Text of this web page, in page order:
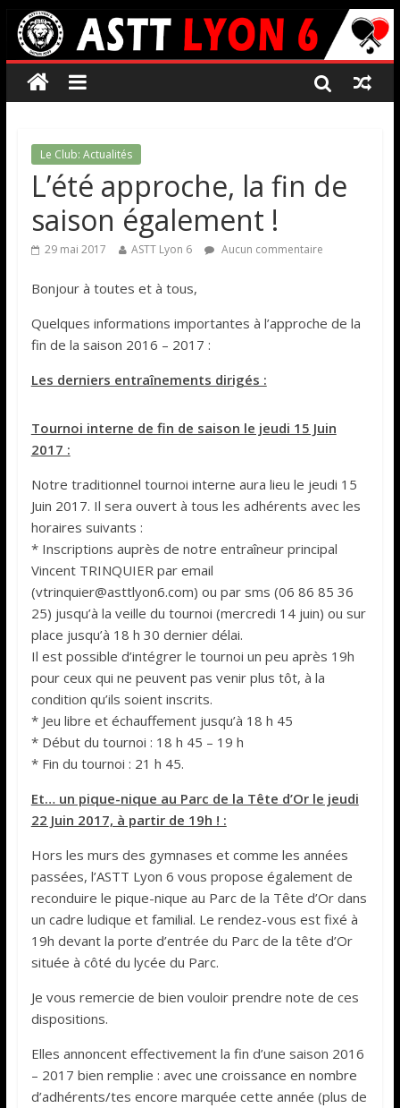
Le Club: Actualités
L’été approche, la fin de
saison également !
29 mai 2017 ASTT Lyon 6 Aucun commentaire
Bonjour à toutes et à tous,
Quelques informations importantes à l’approche de la
fin de la saison 2016 – 2017 :
Les derniers entraînements dirigés :
Tournoi interne de fin de saison le jeudi 15 Juin
2017 :
Notre traditionnel tournoi interne aura lieu le jeudi 15
Juin 2017. Il sera ouvert à tous les adhérents avec les
horaires suivants :
* Inscriptions auprès de notre entraîneur principal
Vincent TRINQUIER par email
(vtrinquier@asttlyon6.com) ou par sms (06 86 85 36
25) jusqu’à la veille du tournoi (mercredi 14 juin) ou sur
place jusqu’à 18 h 30 dernier délai.
Il est possible d’intégrer le tournoi un peu après 19h
pour ceux qui ne peuvent pas venir plus tôt, à la
condition qu’ils soient inscrits.
* Jeu libre et échauffement jusqu’à 18 h 45
* Début du tournoi : 18 h 45 – 19 h
* Fin du tournoi : 21 h 45.
Et… un pique-nique au Parc de la Tête d’Or le jeudi
22 Juin 2017, à partir de 19h ! :
Hors les murs des gymnases et comme les années
passées, l’ASTT Lyon 6 vous propose également de
reconduire le pique-nique au Parc de la Tête d’Or dans
un cadre ludique et familial. Le rendez-vous est fixé à
19h devant la porte d’entrée du Parc de la tête d’Or
située à côté du lycée du Parc.
Je vous remercie de bien vouloir prendre note de ces
dispositions.
Elles annoncent effectivement la fin d’une saison 2016
– 2017 bien remplie : avec une croissance en nombre
d’adhérents/tes encore marquée cette année (plus de